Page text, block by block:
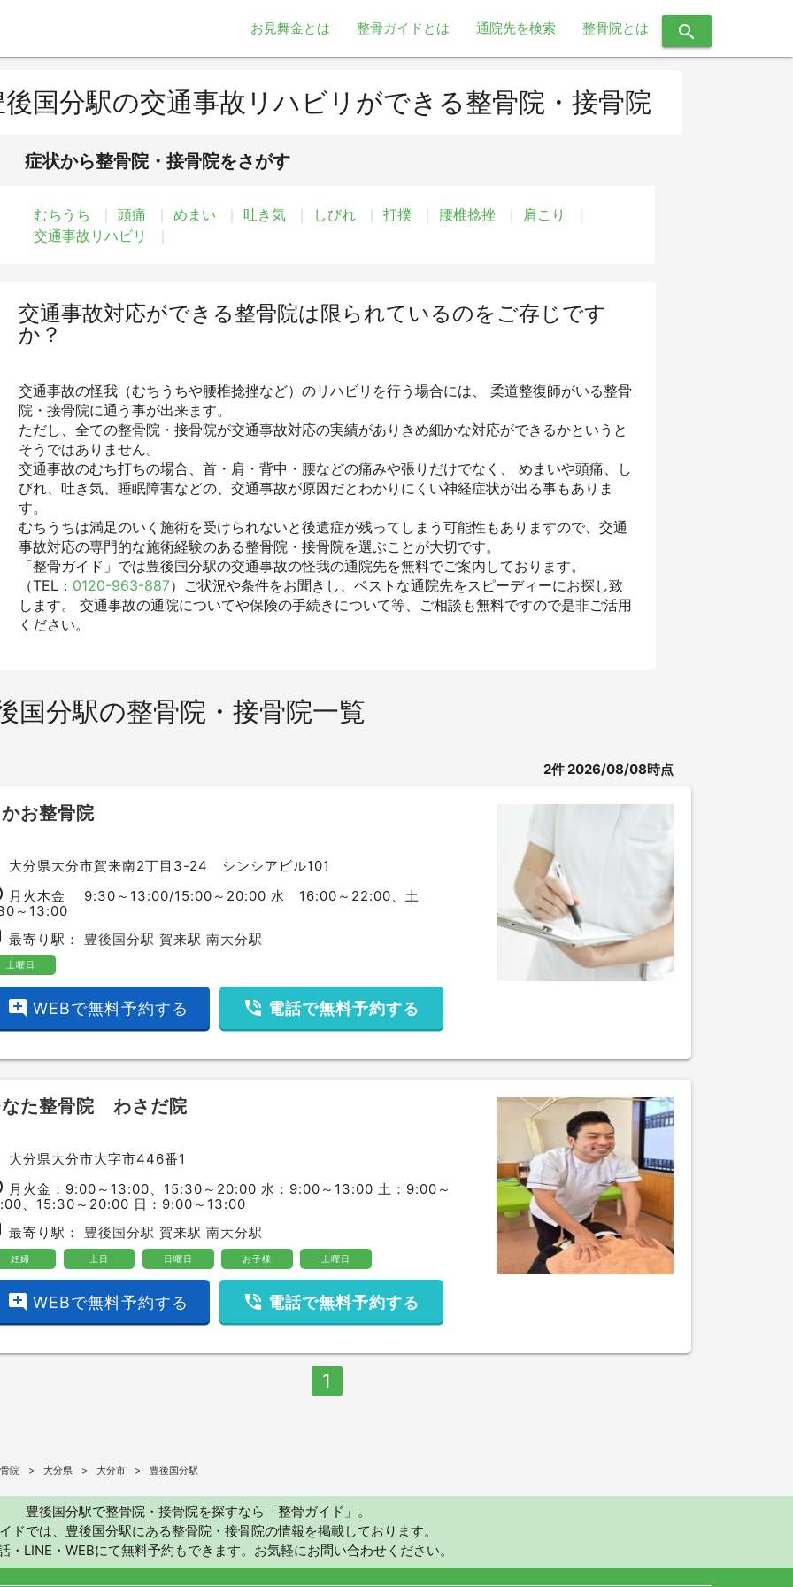
お見舞金とは 整骨ガイドとは 通院先を検索 整骨院とは search
後国分駅の交通事故リハビリができる整骨院・接骨院
症状から整骨院・接骨院をさがす
むちうち 頭痛 めまい 吐き気 しびれ 打撲 腰椎捻挫
肩こり
交通事故リハビリ
交通事故対応ができる整骨院は限られているのをご存じです
か？
交通事故の怪我（むちうちや腰椎捻挫など）のリハビリを行う場合には、 柔道整復師がいる整骨
院・接骨院に通う事が出来ます。
ただし、全ての整骨院・接骨院が交通事故対応の実績がありきめ細かな対応ができるかというと
そうではありません。
交通事故のむち打ちの場合、首・肩・背中・腰などの痛みや張りだけでなく、 めまいや頭痛、し
びれ、吐き気、睡眠障害などの、交通事故が原因だとわかりにくい神経症状が出る事もありま
す。
むちうちは満足のいく施術を受けられないと後遺症が残ってしまう可能性もありますので、交通
事故対応の専門的な施術経験のある整骨院・接骨院を選ぶことが大切です。
「整骨ガイド」では豊後国分駅の交通事故の怪我の通院先を無料でご案内しております。
（TEL： 0120-963-887）ご状況や条件をお聞きし、ベストな通院先をスピーディーにお探し致
します。 交通事故の通院についてや保険の手続きについて等、ご相談も無料ですので是非ご活用
ください。
国分駅の整骨院・接骨院一覧
2件2026/08/08時点
お整骨院
大分県大分市賀来南2丁目3-24 シンシアビル101
月火木金 9:30～13:00/15:00～20:00 水 16:00～22:00、土
～13:00
最寄り駅： 豊後国分駅 賀来駅 南大分駅
土曜日
add_comment WEBで無料予約する phone_in_talk 電話で無料予約する
た整骨院 わさだ院
大分県大分市大字市446番1
月火金：9:00～13:00、15:30～20:00 水：9:00～13:00 土：9:00～
、15:30～20:00 日：9:00～13:00
最寄り駅： 豊後国分駅 賀来駅 南大分駅
妊婦 土日 日曜日 お子様 土曜日
add_comment WEBで無料予約する phone_in_talk 電話で無料予約する
1
院 大分県 大分市 豊後国分駅
豊後国分駅で整骨院・接骨院を探すなら「整骨ガイド」。
ドでは、豊後国分駅にある整骨院・接骨院の情報を掲載しております。
・LINE・WEBにて無料予約もできます。お気軽にお問い合わせください。